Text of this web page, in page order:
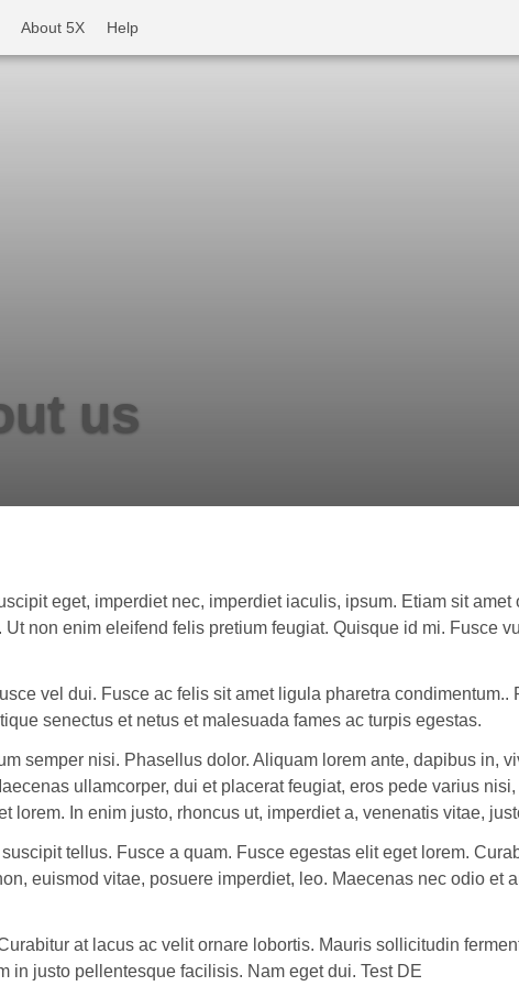
About 5X Help
us
eget, imperdiet nec, imperdiet iaculis, ipsum. Etiam sit amet
Ut non enim eleifend felis pretium feugiat. Quisque id mi. Fusce
vel dui. Fusce ac felis sit amet ligula pharetra condimentum..
senectus et netus et malesuada fames ac turpis egestas.
semper nisi. Phasellus dolor. Aliquam lorem ante, dapibus in,
ullamcorper, dui et placerat feugiat, eros pede varius
lorem. In enim justo, rhoncus ut, imperdiet a, venenatis vitae,
tellus. Fusce a quam. Fusce egestas elit eget lorem.
euismod vitae, posuere imperdiet, leo. Maecenas nec odio et
at lacus ac velit ornare lobortis. Mauris sollicitudin
in justo pellentesque facilisis. Nam eget dui. Test DE